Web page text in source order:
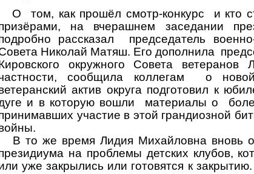
О том, как прошёл смотр-конкурс и кто
на вчерашнем заседании
рассказал председатель
Николай Матяш. Его дополнила
окружного Совета
сообщила коллегам о
актив округа подготовил к
и в которую вошли материалы о
участие в этой грандиозной
В то же время Лидия Михайловна вновь
на проблемы детских клубов,
уже закрылись или готовятся к